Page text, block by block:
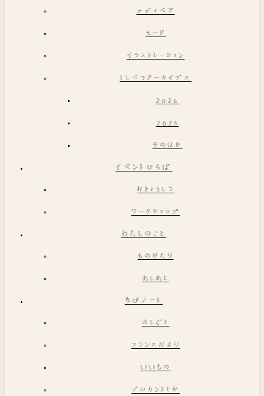
テディベア
モード
イラストレーション
としべつアーカイブス
2026
2025
そのほか
イベントひろば
おきょうしつ
ワークショップ
わたしのこと
ものがたり
あしあと
ちびノート
おしごと
フランスだより
いいもの
ブロカントとか